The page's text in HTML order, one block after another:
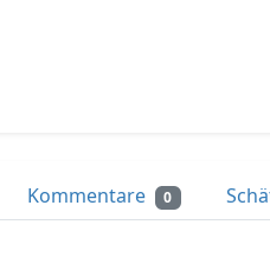
Kommentare 0